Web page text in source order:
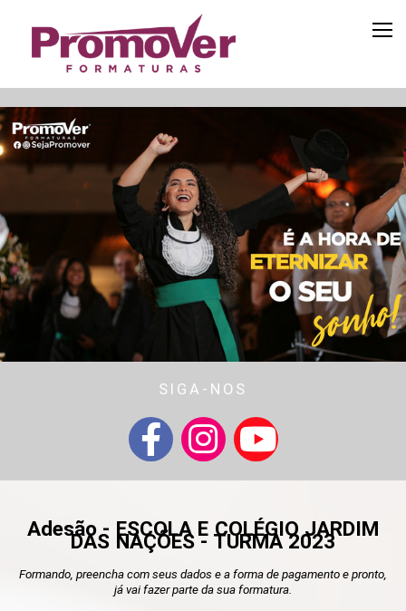
SIGA-NOS
Adesão - ESCOLA E COLÉGIO JARDIM
DAS NAÇÕES - TURMA 2023
Formando, preencha com seus dados e a forma de pagamento e pronto,
já vai fazer parte da sua formatura.